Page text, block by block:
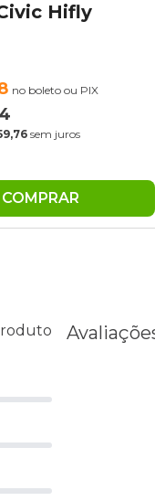
Hifly
no boleto ou PIX
sem juros
COMPRAR